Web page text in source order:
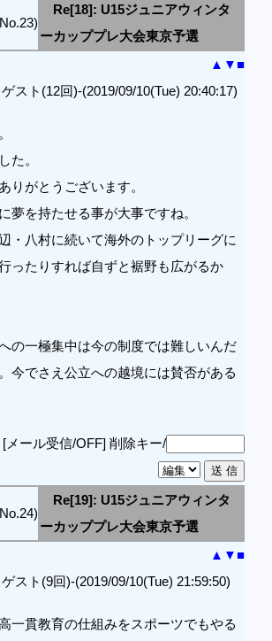
Re[18]: U15ジュニアウィンタ
ーカッププレ大会東京予選
▲ ▼■
スト(12回)-(2019/09/10(Tue) 20:40:17)
た。
りがとうございます。
夢を持たせる事が大事ですね。
・八村に続いて海外のトップリーグに
ったりすれば自ずと裾野も広がるか
の一極集中は今の制度では難しいんだ
今でさえ公立への越境には賛否がある
[メール受信/OFF] 削除キー/
Re[19]: U15ジュニアウィンタ
ーカッププレ大会東京予選
▲ ▼■
スト(9回)-(2019/09/10(Tue) 21:59:50)
一貫教育の仕組みをスポーツでもやる